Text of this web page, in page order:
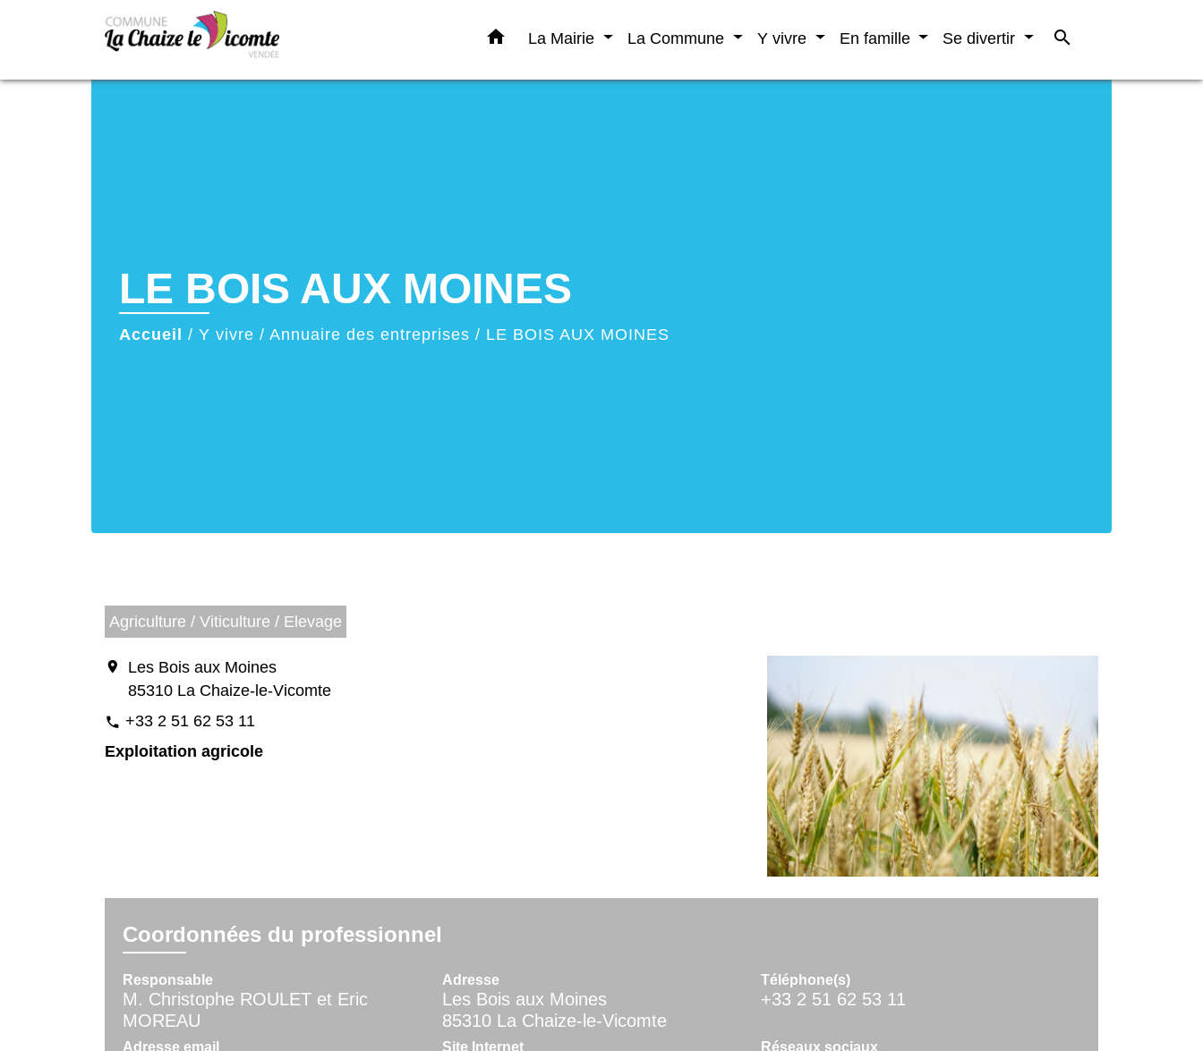
home La Mairie La Commune Y vivre En famille Se divertir search
LE BOIS AUX MOINES
Accueil / Y vivre / Annuaire des entreprises / LE BOIS AUX MOINES
Agriculture / Viticulture / Elevage
location_on
Les Bois aux Moines
85310 La Chaize-le-Vicomte
phone +33 2 51 62 53 11
Exploitation agricole
Coordonnées du professionnel
Responsable
M. Christophe ROULET et Eric
MOREAU
Adresse
Les Bois aux Moines
85310 La Chaize-le-Vicomte
Téléphone(s)
+33 2 51 62 53 11
Adresse email Site Internet Réseaux sociaux